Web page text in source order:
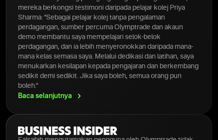
mereka berkongsi testimoni daripada pelajar kolej Priya
Sharma: "Sebagai pelajar kolej tanpa pengalaman
perdagangan, sumber percuma Olymptrade dan akaun
demo membantu saya mempelajari selok-belok
perdagangan, dan ia lebih menyeronokkan daripada mana-
mana kelas semasa saya. Melalui dedikasi dan latihan, saya
menukarkan kesilapan kepada pengajaran dan berkembang
sedikit demi sedikit. Jika saya boleh, semua orang pun
boleh."
Baca selanjutnya